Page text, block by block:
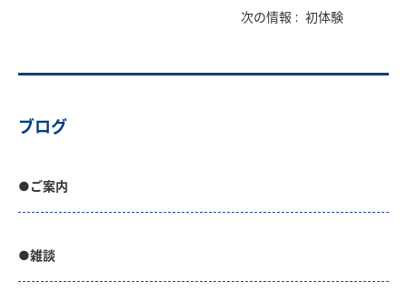
次の情報 : 初体験
ブログ
●ご案内
●雑談